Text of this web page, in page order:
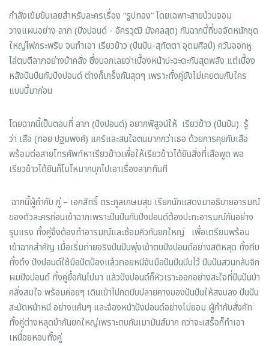
กำลังเข้มข้นเลยสำหรับละครเรื่อง “รูปทอง” โดยเฉพาะสายป่วนจอม
วางแผนอย่าง ลาภ (ปังปอนด์ - อัครวุฒิ มังคลสุต) กับฉากนี้ที่ขอจัดหนักชุด
ใหญ่ไฟกระพริบ จนทำเอา เรียวข้าว (ปันปัน-สุทัตตา อุดมศิลป์) ควันออกหู
ไล่ตบตีลาภอย่างบ้าคลั่ง ซึ่งบอกเลยว่าเบื้องหน้าปะฉะดะกันสุดพลัง แต่เบื้อง
หลังปันปันกับปังปอนด์ ต่างก็เกร็งกันสุดๆ เพราะทั้งคู่ยังไม่เคยตบกับใคร
แบบนี้มาก่อน
โดยฉากนี้เป็นตอนที่ ลาภ (ปังปอนด์) อยากพิสูจน์ให้ เรียวข้าว (ปันปัน) รู้
ว่า เสือ (ทอย ปฐมพงศ์) แคร์และสนใจตนมากกว่าเธอ ด้วยการคุยกับเสือ
พร้อมต่อสายโทรศัพท์หาเรียวข้าวเพื่อให้เรียวข้าวได้ยินสิ่งที่เสือพูด พอ
เรียวข้าวได้ยินก็โมโหมากบุกไปเอาเรื่องลาภทันที
ฉากนี้ผู้กำกับ กู่ – เอกสิทธิ์ ตระกูลเกษมสุข เรียกนักแสดงมาอธิบายอารมณ์
ของตัวละครก่อนเข้าฉากเพราะปันปันกับปังปอนด์ต้องปะทะอารมณ์กันอย่าง
รุนแรง ทั้งคู่จึงต้องทำอารมณ์และซ้อมคิวกันยกใหญ่ เพื่อเตรียมพร้อม
เข้าฉากสำคัญ เมื่อเริ่มถ่ายจริงปันปันพุ่งเข้าตบปังปอนด์อย่างสติหลุด ทั้งถีบ
ทั้งดึง ปังปอนด์ใช้มือปัดป้องแล้วถอยหนีจับมือปันปันบีบไว้ ปันปันสวนกลับจิก
ผมปังปอนด์ ทั้งคู่ยื้อกันไปมา แล้วปังปอนด์ก็หัวเราะออกอย่างสะใจที่ปันปันบ้า
คลั่งสมใจ พร้อมค่อยๆ เดินเข้าไปกดบีบปลายคางของปันปันให้สงบลง ปันปัน
สะบัดหน้าหนี อย่างแค้นๆ และจ้องหน้าปังปอนด์อย่างไม่ยอม ผู้กำกับสั่งคัท
ทั้งคู่ต่างหลุดขำกันยกใหญ่เพราะตบกันเมามันส์มาก กว่าจะเสร็จก็ทำเอา
เหนื่อยหอบทั้งคู่